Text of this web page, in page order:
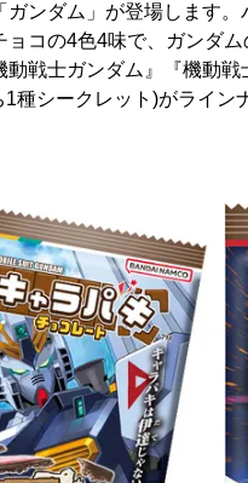
ガンダム」が登場します
コの4色4味で、ガンダ
戦士ガンダム』『機動
種シークレット)がライン